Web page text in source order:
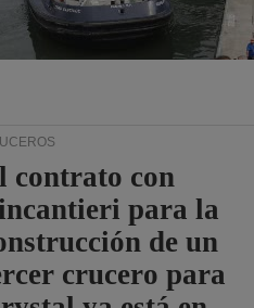
contrato con
para la
de un
crucero para